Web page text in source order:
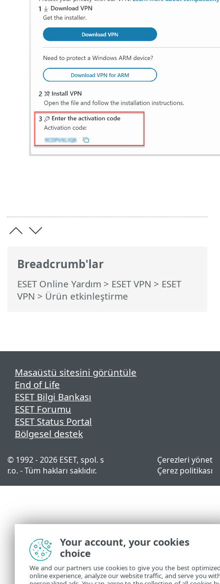
Breadcrumb'lar
ESET Online Yardım > ESET VPN > ESET
VPN > Ürün etkinleştirme
Masaüstü sitesini görüntüle
End of Life
ESET Bilgi Bankası
ESET Forumu
ESET Status Portal
Bölgesel destek
© 1992 - 2026 ESET, spol. s
r.o. - Tüm hakları saklıdır.
Çerezleri yönet
Çerez politikası
Your account, your cookies
choice
We and our partners use cookies to give you the best
online experience, analyze our website traffic, and serve you